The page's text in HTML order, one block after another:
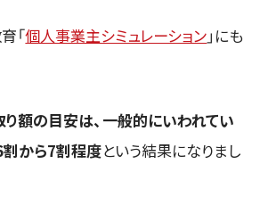
「個人事業主シミュレーション」にも
り額の目安は、一般的にいわれてい
割から7割程度という結果になりまし